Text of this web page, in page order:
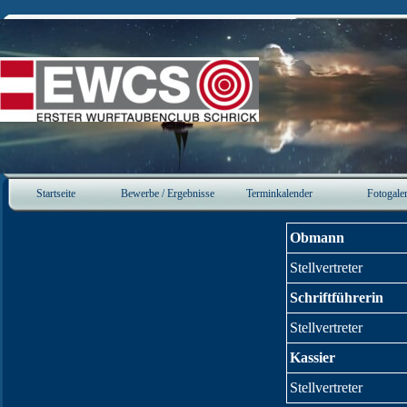
Startseite Bewerbe / Ergebnisse ▼
Terminkalender ▼
Obmann
Stellvertreter
Schriftführerin
Stellvertreter
Kassier
Stellvertreter